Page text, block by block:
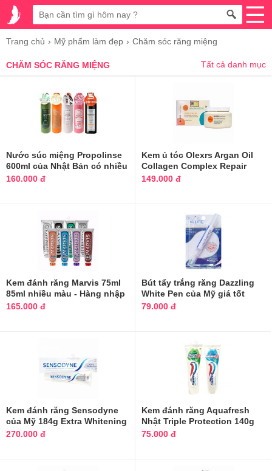
Trang chủ Mỹ phẩm làm đẹp Chăm sóc răng miệng
CHĂM SÓC RĂNG MIỆNG Tất cả danh mục
Nước súc miệng Propolinse
600ml của Nhật Bản có nhiều
màu
160.000 đ
Kem ủ tóc Olexrs Argan Oil
Collagen Complex Repair
Mask
149.000 đ
Kem đánh răng Marvis 75ml
85ml nhiều màu - Hàng nhập
khẩu
165.000 đ
Bút tẩy trắng răng Dazzling
White Pen của Mỹ giá tốt
79.000 đ
Kem đánh răng Sensodyne
của Mỹ 184g Extra Whitening
mẫu mới
270.000 đ
Kem đánh răng Aquafresh
Nhật Triple Protection 140g
75.000 đ